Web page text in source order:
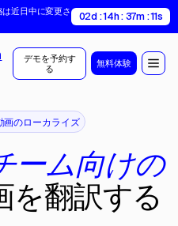
近日中に変更さ
02d : 14h : 37m : 10s
デモを予約す
る
無料体験
画のローカライズ
ーム向けの
を翻訳する